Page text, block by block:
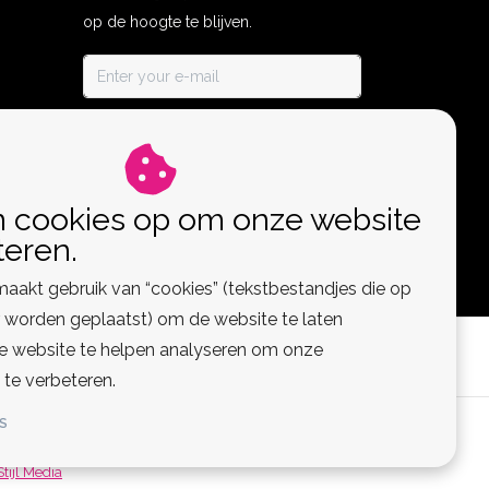
op de hoogte te blijven.
Media
cookies op om onze website
gebruik van “cookies” (tekstbestandjes die op
geplaatst) om de website te laten
website te helpen analyseren om onze
verbeteren.